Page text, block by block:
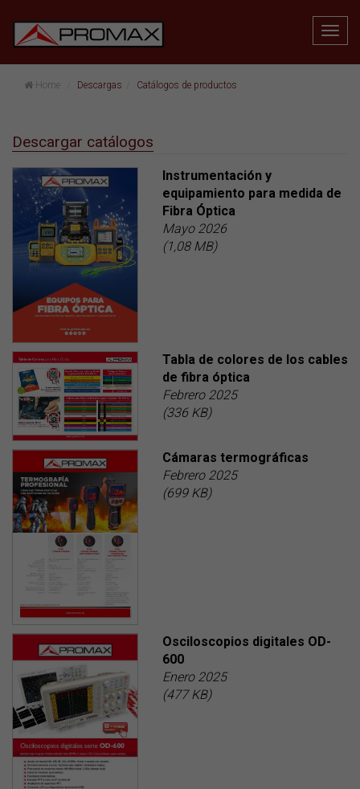
Home Descargas Catálogos de productos
Descargar catálogos
Instrumentación y
equipamiento para medida de
Fibra Óptica
Mayo 2026
(1,08 MB)
Tabla de colores de los cables
de fibra óptica
Febrero 2025
(336 KB)
Cámaras termográficas
Febrero 2025
(699 KB)
Osciloscopios digitales OD-
600
Enero 2025
(477 KB)